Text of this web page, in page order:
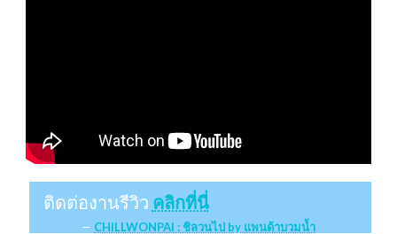
ติดต่องานรีวิว คลิกที่นี่
CHILLWONPAI : ชิลวนไป by แพนด้าบวมน้ำ